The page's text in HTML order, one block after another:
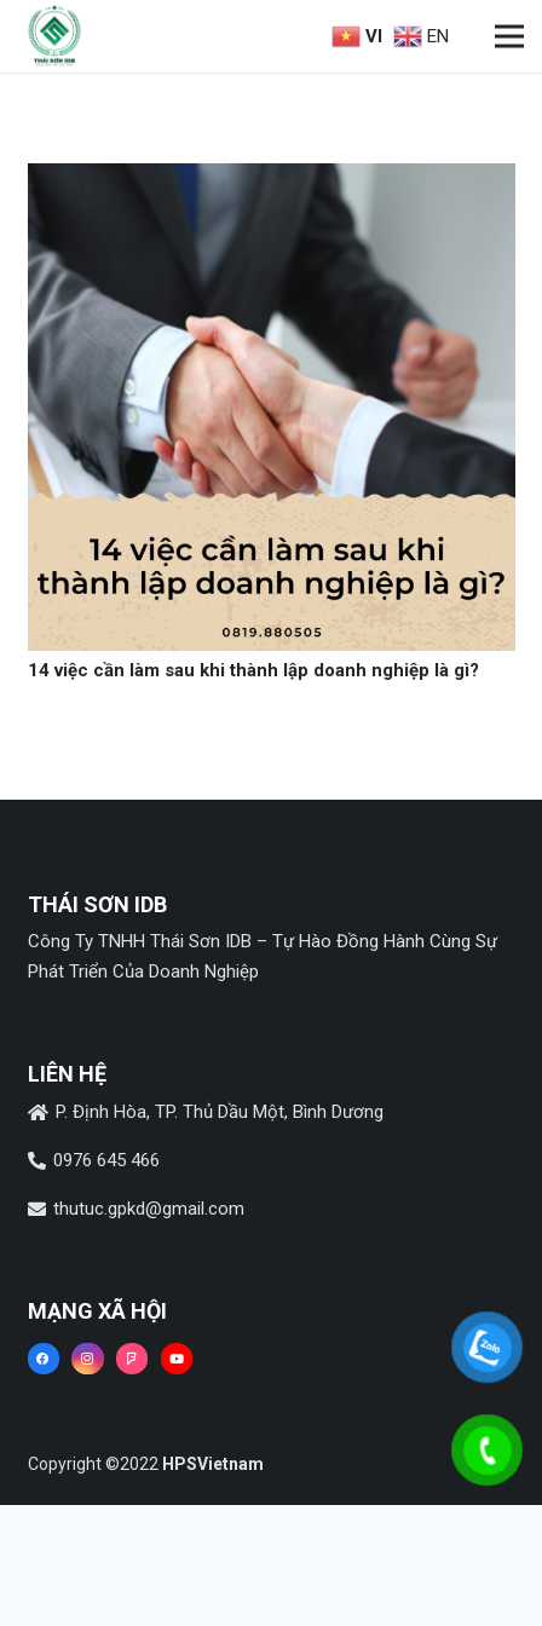
VI EN
14 việc cần làm sau khi thành lập doanh nghiệp là gì?
THÁI SƠN IDB
Công Ty TNHH Thái Sơn IDB – Tự Hào Đồng Hành Cùng Sự
Phát Triển Của Doanh Nghiệp
LIÊN HỆ
P. Định Hòa, TP. Thủ Dầu Một, Bình Dương
0976 645 466
thutuc.gpkd@gmail.com
MẠNG XÃ HỘI
Copyright ©2022 HPSVietnam